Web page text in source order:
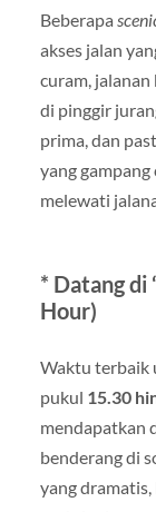
Beberapa
akses jalan
curam,
di pinggir
prima, dan
yang
melewati
* Datang di
Hour)
Waktu terbaik
pukul 15.30
mendapatkan
benderang di
yang dramatis,